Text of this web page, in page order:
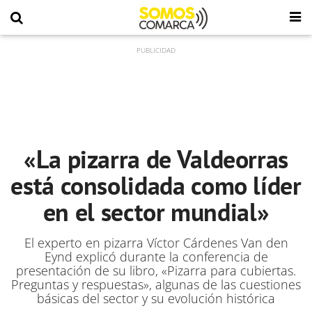
«La pizarra de Valdeorras
está consolidada como líder
en el sector mundial»
El experto en pizarra Víctor Cárdenes Van den
Eynd explicó durante la conferencia de
presentación de su libro, «Pizarra para cubiertas.
Preguntas y respuestas», algunas de las cuestiones
básicas del sector y su evolución histórica